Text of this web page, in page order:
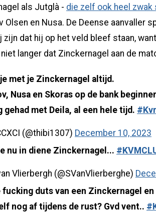
als Jutglà - die zelf ook heel zwak
Olsen en Nusa. De Deense aanvaller
zijn dat hij op het veld bleef staan,
langer dat Zinckernagel aan de
je met je Zinckernagel altijd.
Nusa en Skoras op de bank
gehad met Deila, al een hele tijd.
(@thibi1307) December 10, 2023
nu in diene Zinckernagel...
Vlierbergh (@SVanVlierberghe)
fucking duts van een Zinckernagel
nog af tijdens de rust? Gvd vent..